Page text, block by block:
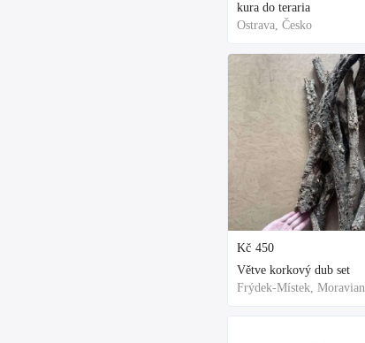
kura do teraria
Ostrava, Česko
Kč 450
Větve korkový dub set